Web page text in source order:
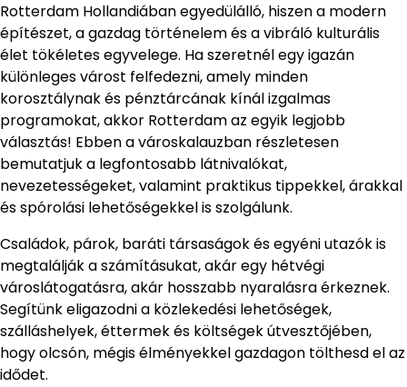
Rotterdam Hollandiában egyedülálló, hiszen a modern
építészet, a gazdag történelem és a vibráló kulturális
élet tökéletes egyvelege. Ha szeretnél egy igazán
különleges várost felfedezni, amely minden
korosztálynak és pénztárcának kínál izgalmas
programokat, akkor Rotterdam az egyik legjobb
választás! Ebben a városkalauzban részletesen
bemutatjuk a legfontosabb látnivalókat,
nevezetességeket, valamint praktikus tippekkel, árakkal
és spórolási lehetőségekkel is szolgálunk.
Családok, párok, baráti társaságok és egyéni utazók is
megtalálják a számításukat, akár egy hétvégi
városlátogatásra, akár hosszabb nyaralásra érkeznek.
Segítünk eligazodni a közlekedési lehetőségek,
szálláshelyek, éttermek és költségek útvesztőjében,
hogy olcsón, mégis élményekkel gazdagon tölthesd el az
idődet.